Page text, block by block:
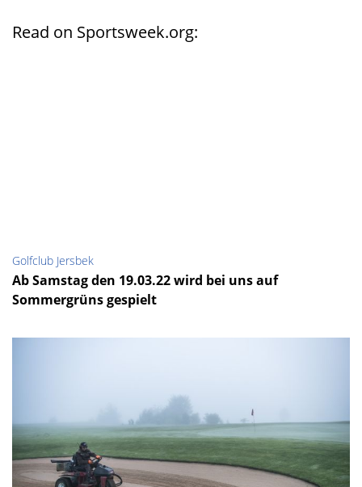
Read on Sportsweek.org:
Golfclub Jersbek
Ab Samstag den 19.03.22 wird bei uns auf
Sommergrüns gespielt